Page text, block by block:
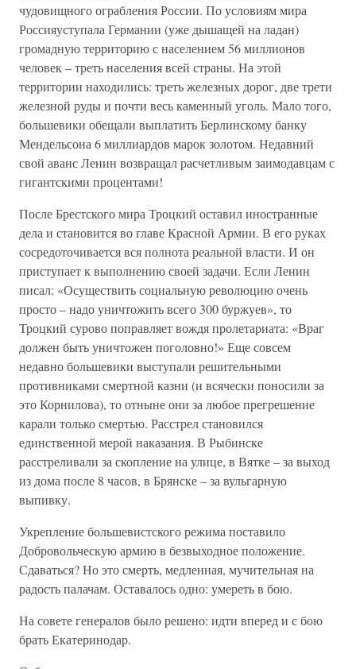
чудовищного ограбления России. По условиям мира
Россияуступала Германии (уже дышащей на ладан)
громадную территорию с населением 56 миллионов
человек – треть населения всей страны. На этой
территории находились: треть железных дорог, две трети
железной руды и почти весь каменный уголь. Мало того,
большевики обещали выплатить Берлинскому банку
Мендельсона 6 миллиардов марок золотом. Недавний
свой аванс Ленин возвращал расчетливым заимодавцам с
гигантскими процентами!
После Брестского мира Троцкий оставил иностранные
дела и становится во главе Красной Армии. В его руках
сосредоточивается вся полнота реальной власти. И он
приступает к выполнению своей задачи. Если Ленин
писал: «Осуществить социальную революцию очень
просто – надо уничтожить всего 300 буржуев», то
Троцкий сурово поправляет вождя пролетариата: «Враг
должен быть уничтожен поголовно!» Еще совсем
недавно большевики выступали решительными
противниками смертной казни (и всячески поносили за
это Корнилова), то отныне они за любое прегрешение
карали только смертью. Расстрел становился
единственной мерой наказания. В Рыбинске
расстреливали за скопление на улице, в Вятке – за выход
из дома после 8 часов, в Брянске – за вульгарную
выпивку.
Укрепление большевистского режима поставило
Добровольческую армию в безвыходное положение.
Сдаваться? Но это смерть, медленная, мучительная на
радость палачам. Оставалось одно: умереть в бою.
На совете генералов было решено: идти вперед и с бою
брать Екатеринодар.